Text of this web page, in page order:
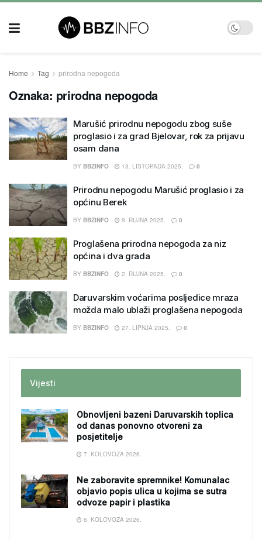
Home Tag prirodna nepogoda
Oznaka: prirodna nepogoda
Marušić prirodnu nepogodu zbog suše
proglasio i za grad Bjelovar, rok za prijavu
osam dana
BY BBZINFO 13. LISTOPADA 2025. 0
Prirodnu nepogodu Marušić proglasio i za
općinu Berek
BY BBZINFO 9. RUJNA 2025. 0
Proglašena prirodna nepogoda za niz
općina i dva grada
BY BBZINFO 2. RUJNA 2025. 0
Daruvarskim voćarima posljedice mraza
možda malo ublaži proglašena nepogoda
BY BBZINFO 27. LIPNJA 2025. 0
Vijesti
Obnovljeni bazeni Daruvarskih toplica
od danas ponovno otvoreni za
posjetitelje
7. KOLOVOZA 2026.
Ne zaboravite spremnike! Komunalac
objavio popis ulica u kojima se sutra
odvoze papir i plastika
6. KOLOVOZA 2026.